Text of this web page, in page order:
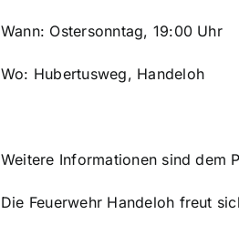
Wann: Ostersonntag, 19:00 Uhr
Wo: Hubertusweg, Handeloh
Weitere Informationen sind dem
Die Feuerwehr Handeloh freut